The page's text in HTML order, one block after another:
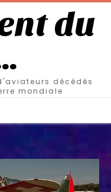
du
décédés
mondiale